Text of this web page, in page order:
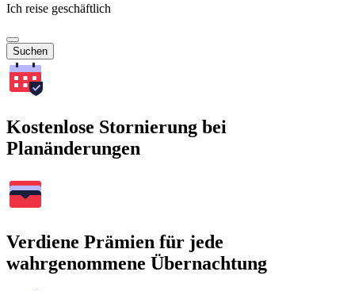
Ich reise geschäftlich
Suchen
Kostenlose Stornierung bei
Planänderungen
Verdiene Prämien für jede
wahrgenommene Übernachtung